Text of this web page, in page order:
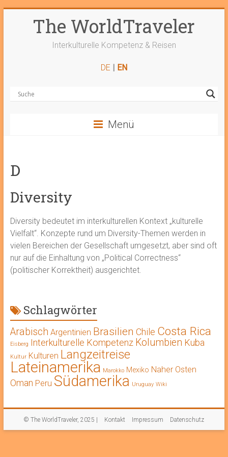
The WorldTraveler
Interkulturelle Kompetenz & Reisen
DE | EN
Menü
D
Diversity
Diversity bedeutet im interkulturellen Kontext „kulturelle
Vielfalt“. Konzepte rund um Diversity-Themen werden in
vielen Bereichen der Gesellschaft umgesetzt, aber sind oft
nur auf die Einhaltung von „Political Correctness“
(politischer Korrektheit) ausgerichtet.
Schlagwörter
Arabisch Argentinien Brasilien Chile Costa Rica
Eisberg Interkulturelle Kompetenz Kolumbien Kuba
Kultur Kulturen Langzeitreise
Lateinamerika Marokko Mexiko Naher Osten
Oman Peru Südamerika Uruguay Wiki
© The WorldTraveler, 2025 | Kontakt Impressum Datenschutz